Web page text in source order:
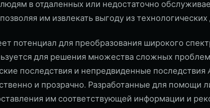
людям в отдаленных или недостаточно
позволяя им извлекать выгоду из
потенциал для преобразования широкого
для решения множества сложных
последствия и непредвиденные последствия
и прозрачно. Разработанные для
им соответствующей информации и